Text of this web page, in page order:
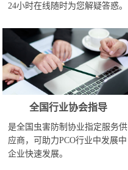
24小时在线随时为您解疑答惑。
全国行业协会指导
是全国虫害防制协业指定服务供
应商，可助力PCO行业中发展中
企业快速发展。